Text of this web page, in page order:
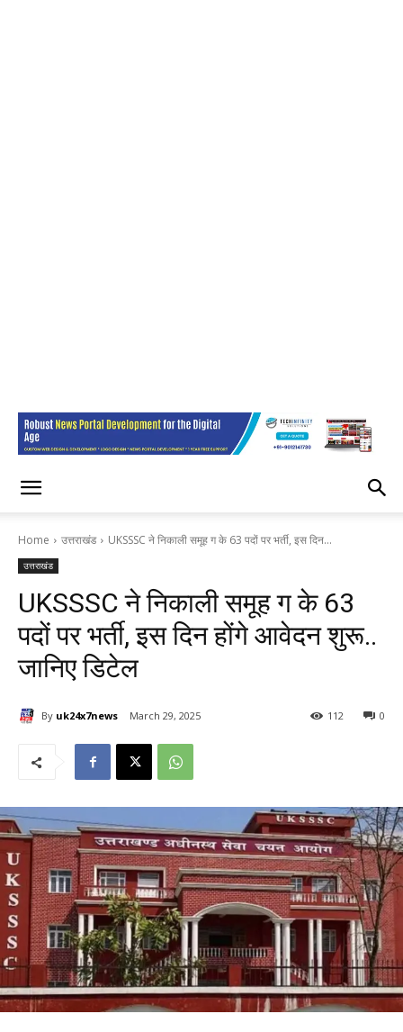
Home उत्तराखंड UKSSSC ने निकाली समूह ग के 63 पदों पर भर्ती, इस दिन...
उत्तराखंड
UKSSSC ने निकाली समूह ग के 63
पदों पर भर्ती, इस दिन होंगे आवेदन शुरू..
जानिए डिटेल
By uk24x7news March 29, 2025 0
112